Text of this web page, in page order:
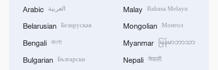
Arabic العربية
Belarusian Беларуская
Bengali বাংলা
Bulgarian Български
Malay Bahasa Melayu
Mongolian Монгол
Myanmar မြန်မာဘာသာ
Nepali नेपाली